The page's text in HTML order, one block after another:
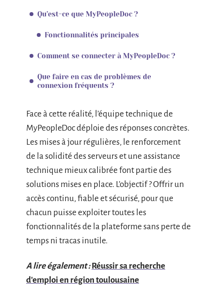
Qu’est-ce que MyPeopleDoc ?
Fonctionnalités principales
Comment se connecter à MyPeopleDoc ?
Que faire en cas de problèmes de
connexion fréquents ?
Face à cette réalité, l’équipe technique de
MyPeopleDoc déploie des réponses concrètes.
Les mises à jour régulières, le renforcement
de la solidité des serveurs et une assistance
technique mieux calibrée font partie des
solutions mises en place. L’objectif ? Offrir un
accès continu, fiable et sécurisé, pour que
chacun puisse exploiter toutes les
fonctionnalités de la plateforme sans perte de
temps ni tracas inutile.
A lire également : Réussir sa recherche
d'emploi en région toulousaine